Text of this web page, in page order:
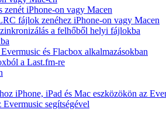
zenét iPhone-on vagy Macen
fájlok zenéhez iPhone-on vagy Macen
a felhőből helyi fájlokba
és Flacbox alkalmazásokban
a Last.fm-re
iPhone, iPad és Mac eszközökön az
segítségével